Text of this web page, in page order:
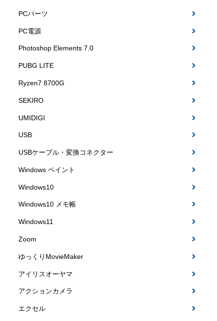
PCパーツ
PC電源
Photoshop Elements 7.0
PUBG LITE
Ryzen7 8700G
SEKIRO
UMIDIGI
USB
USBケーブル・変換コネクター
Windows ペイント
Windows10
Windows10 メモ帳
Windows11
Zoom
ゆっくりMovieMaker
アイリスオーヤマ
アクションカメラ
エクセル